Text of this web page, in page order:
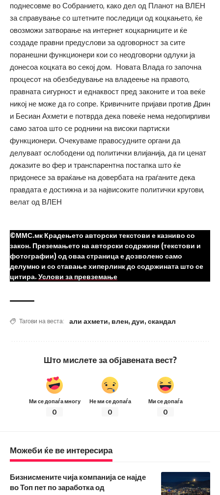
поднесовме во Собранието, како дел од Планот на ВЛЕН
за справување со штетните последици од коцкањето, ќе
овозможи затворање на интернет коцкарниците и ќе
создаде правни предуслови за одговорност за сите
поранешни функционери кои со неодговорни одлуки ја
донесоа коцката во секој дом. Новата Влада го започна
процесот на обезбедување на владеење на правото,
правната сигурност и еднаквост пред законите и тоа веќе
никој не може да го сопре. Кривичните пријави против Дрин
и Бесиан Ахмети е потврда дека повеќе нема недопирливи
само затоа што се роднини на високи партиски
функционери. Очекуваме правосудните органи да
делуваат ослободени од политички влијанија, да ги ценат
доказите во фер и транспарентна постапка што ќе
придонесе за враќање на довербата на граѓаните дека
правдата е достижна и за највисоките политички кругови,
велат од ВЛЕН
©ММС.мк Крадењето авторски текстови е казниво со
закон. Преземањето на авторски содржини (текстови и
фотографии) од оваа страница е дозволено само
делумно и со ставање хиперлинк до содржината што се
цитира. Услови за превземање
Тагови на веста: али ахмети, влен, дуи, скандал
Што мислете за објавената вест?
Ми се допаѓа многу
0
Не ми се допаѓа
0
Ми се допаѓа
0
Можеби ќе ве интересира
Бизнисмените чија компанија се најде
во Топ пет по заработка од